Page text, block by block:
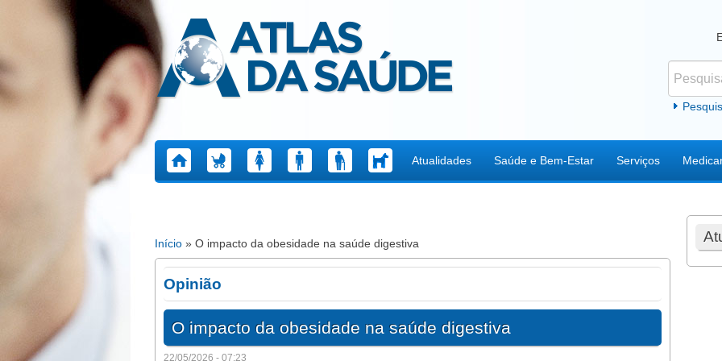
Atlas da Saúde
Atualidades Saúde e Bem-Estar Serviços
Está aqui
Início » O impacto da obesidade na saúde digestiva
Opinião
O impacto da obesidade na saúde digestiva
22/05/2026 - 07:23